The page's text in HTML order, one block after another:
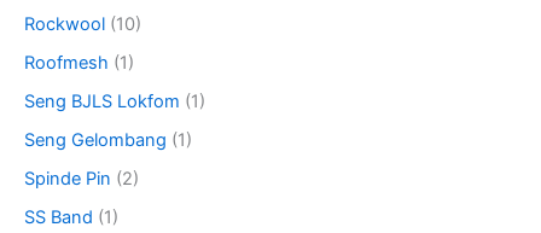
Rockwool (10)
Roofmesh (1)
Seng BJLS Lokfom (1)
Seng Gelombang (1)
Spinde Pin (2)
SS Band (1)